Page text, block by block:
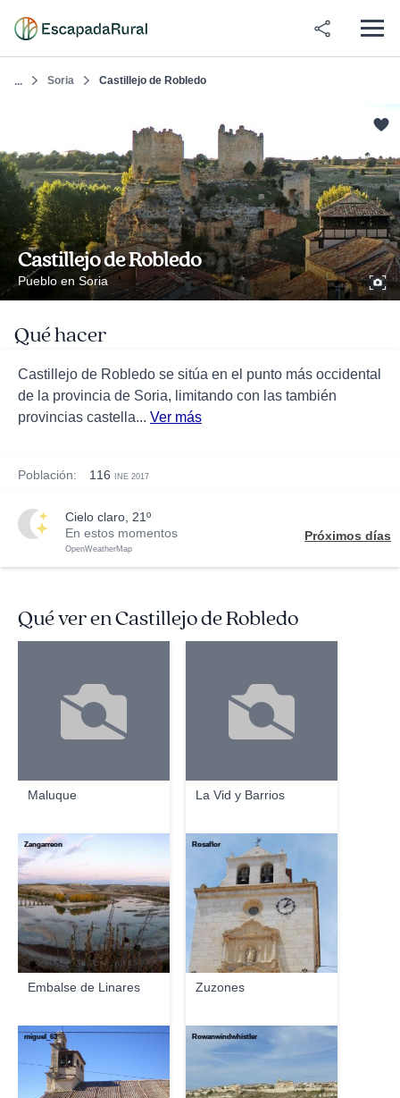
... Soria Castillejo de Robledo
Castillejo de Robledo
Pueblo en Soria
Qué hacer
Castillejo de Robledo se sitúa en el punto más occidental
de la provincia de Soria, limitando con las también
provincias castella... Ver más
Población: 116 INE 2017
cielo claro, 21º
En estos momentos
OpenWeatherMap
Próximos días
Qué ver en Castillejo de Robledo
Maluque La Vid y Barrios
Embalse de Linares
Zangarreon
Zuzones
Rosaflor
miguel_63 Rowanwindwhistler